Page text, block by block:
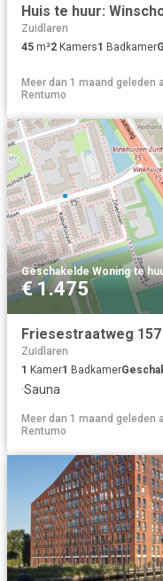
Zuidlaren
45 m²2 Kamers1 Badkamer
Meer dan 1 maand geleden
Rentumo
Geschakelde Woning·te
€ 1.475
Friesestraatweg
Zuidlaren
1 Kamer1 Badkamer
·Sauna
Meer dan 1 maand geleden
Rentumo